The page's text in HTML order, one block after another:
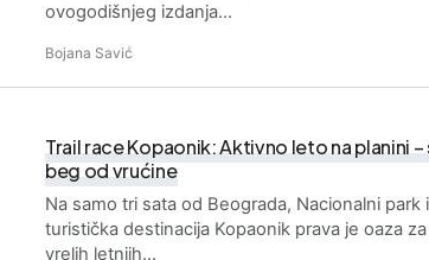
ovogodišnjeg izdanja…
Bojana Savić
Trail race Kopaonik: Aktivno leto na planini –
beg od vrućine
Na samo tri sata od Beograda, Nacionalni park i
turistička destinacija Kopaonik prava je oaza
vrelih letnjih…